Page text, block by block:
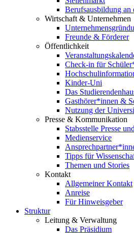
Berufsausbildung an
Wirtschaft & Unternehmen
Freunde & Förderer
Öffentlichkeit
Check-in für
Kinder-Uni
Das
Gasthörer*innen &
Nutzung der
Presse & Kommunikation
Stabsstelle Presse
Medienservice
Tipps für
Themen und Stories
Kontakt
Allgemeiner Kontakt
Anreise
Für Hinweisgeber
Struktur
Leitung & Verwaltung
Das Präsidium